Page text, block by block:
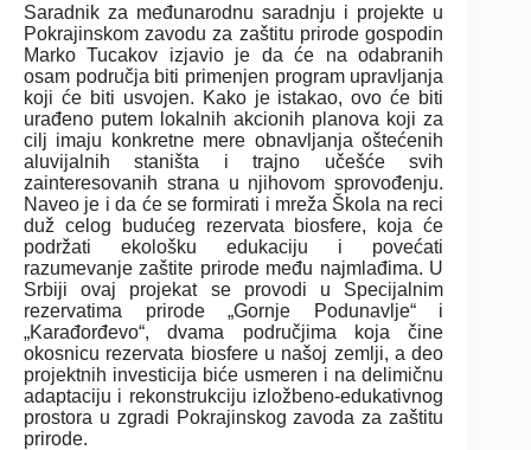
Saradnik za međunarodnu saradnju i projekte u
Pokrajinskom zavodu za zaštitu prirode gospodin
Marko Tucakov izjavio je da će na odabranih
osam područja biti primenjen program upravljanja
koji će biti usvojen. Kako je istakao, ovo će biti
urađeno putem lokalnih akcionih planova koji za
cilj imaju konkretne mere obnavljanja oštećenih
aluvijalnih staništa i trajno učešće svih
zainteresovanih strana u njihovom sprovođenju.
Naveo je i da će se formirati i mreža Škola na reci
duž celog budućeg rezervata biosfere, koja će
podržati ekološku edukaciju i povećati
razumevanje zaštite prirode među najmlađima. U
Srbiji ovaj projekat se provodi u Specijalnim
rezervatima prirode „Gornje Podunavlje“ i
„Karađorđevo“, dvama područjima koja čine
okosnicu rezervata biosfere u našoj zemlji, a deo
projektnih investicija biće usmeren i na delimičnu
adaptaciju i rekonstrukciju izložbeno-edukativnog
prostora u zgradi Pokrajinskog zavoda za zaštitu
prirode.